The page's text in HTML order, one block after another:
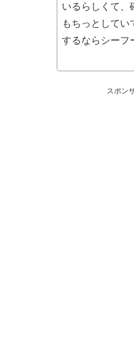
いるらしくて、
もちっとしてい
するならシーフ
スポン